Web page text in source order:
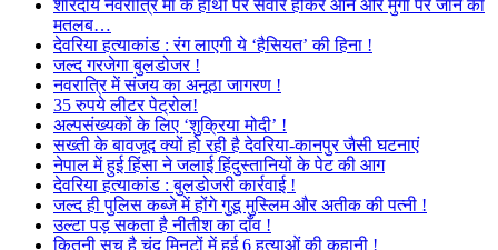
शारदीय नवरात्रि माँ के हाथी पर सवार होकर आने और मुर्गा पर जाने का
मतलब…
देवरिया हत्याकांड : रंग लाएगी ये ‘हैसियत’ की हिना !
जल्द गरजेगा बुलडोजर !
नवरात्रि में संजय का अनूठा जागरण !
35 रुपये लीटर पेट्रोल!
अल्पसंख्यकों के लिए ‘शुक्रिया मोदी’ !
सख्ती के बावजूद क्यों हो रही है देवरिया-कानपुर जैसी घटनाएं
नेपाल में हुई हिंसा ने जलाई हिंदुस्तानियों के पेट की आग
देवरिया हत्याकांड : बुलडोजरी कार्रवाई !
जल्द ही पुलिस कब्जे में होंगे गुडू मुस्लिम और अतीक की पत्नी !
उल्टा पड़ सकता है नीतीश का दाँव !
कितनी सच है चंद मिनटों में हुई 6 हत्याओं की कहानी !